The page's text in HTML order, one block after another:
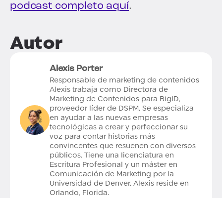
podcast completo aquí.
Autor
Alexis Porter
Responsable de marketing de contenidos
Alexis trabaja como Directora de
Marketing de Contenidos para BigID,
proveedor líder de DSPM. Se especializa
en ayudar a las nuevas empresas
tecnológicas a crear y perfeccionar su
voz para contar historias más
convincentes que resuenen con diversos
públicos. Tiene una licenciatura en
Escritura Profesional y un máster en
Comunicación de Marketing por la
Universidad de Denver. Alexis reside en
Orlando, Florida.